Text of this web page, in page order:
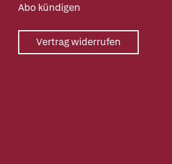
Abo kündigen
Vertrag widerrufen